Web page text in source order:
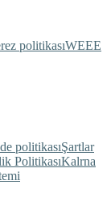
politikasıWEEE
politikasıŞartlar
PolitikasıKalrna